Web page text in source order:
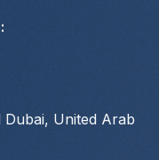
:
United Arab